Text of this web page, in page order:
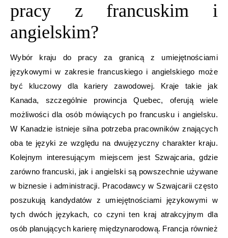
pracy z francuskim i
angielskim?
Wybór kraju do pracy za granicą z umiejętnościami
językowymi w zakresie francuskiego i angielskiego może
być kluczowy dla kariery zawodowej. Kraje takie jak
Kanada, szczególnie prowincja Quebec, oferują wiele
możliwości dla osób mówiących po francusku i angielsku.
W Kanadzie istnieje silna potrzeba pracowników znających
oba te języki ze względu na dwujęzyczny charakter kraju.
Kolejnym interesującym miejscem jest Szwajcaria, gdzie
zarówno francuski, jak i angielski są powszechnie używane
w biznesie i administracji. Pracodawcy w Szwajcarii często
poszukują kandydatów z umiejętnościami językowymi w
tych dwóch językach, co czyni ten kraj atrakcyjnym dla
osób planujących karierę międzynarodową. Francja również